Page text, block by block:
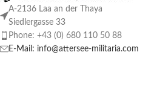
A-2136 Laa an der Thaya
Siedlergasse 33
Phone: +43 (0) 680 110 50 88
E-Mail: info@attersee-militaria.com